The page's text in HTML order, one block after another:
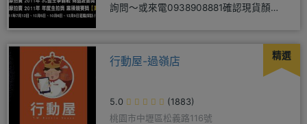
詢問～或來電0938908881確認現貨顏色
精選
行動屋-過嶺店
5.0
(1883)
桃園市中壢區松義路116號